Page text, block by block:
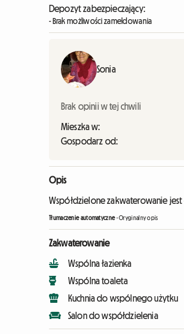
Depozyt zabezpieczający:
- Brak możliwości zameldowania
Sonia
Brak opinii w tej chwili
Mieszka w:
Gospodarz od:
Opis
Współdzielone zakwaterowanie
Tłumaczenie automatyczne-Oryginalny opis
Zakwaterowanie
Wspólna łazienka
Wspólna toaleta
Kuchnia do wspólnego użytku
Salon do współdzielenia